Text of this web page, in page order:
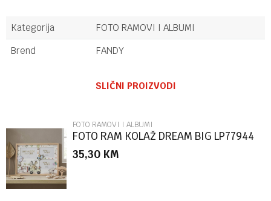
Kategorija
FOTO RAMOVI I ALBUMI
Brend
FANDY
Poruka
SLIČNI PROIZVODI
FOTO RAMOVI I ALBUMI
FOTO RAM KOLAŽ DREAM BIG LP77944
35,30 KM